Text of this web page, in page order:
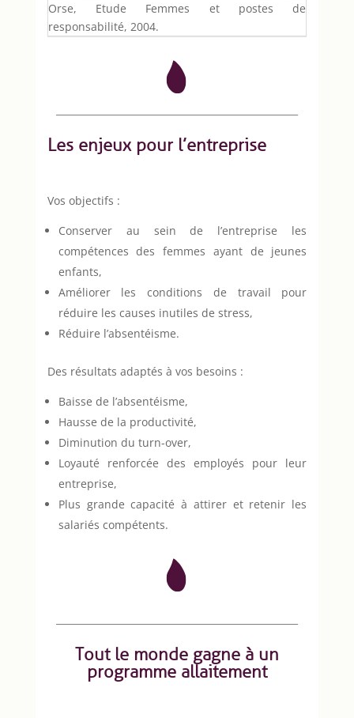
Orse, Etude Femmes et postes de
responsabilité, 2004.
Les enjeux pour l’entreprise
Vos objectifs :
Conserver au sein de l’entreprise les
compétences des femmes ayant de jeunes
enfants,
Améliorer les conditions de travail pour
réduire les causes inutiles de stress,
Réduire l’absentéisme.
Des résultats adaptés à vos besoins :
Baisse de l’absentéisme,
Hausse de la productivité,
Diminution du turn-over,
Loyauté renforcée des employés pour leur
entreprise,
Plus grande capacité à attirer et retenir les
salariés compétents.
Tout le monde gagne à un
programme allaitement